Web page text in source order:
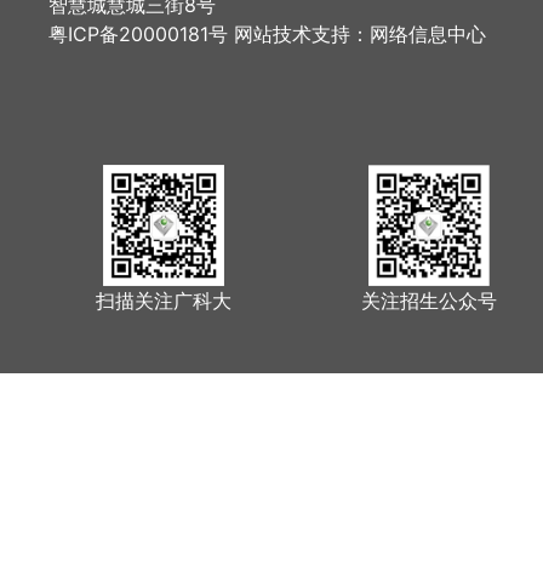
智慧城慧城三街8号
粤ICP备20000181号 网站技术支持：网络信息中心
扫描关注广科大 关注招生公众号